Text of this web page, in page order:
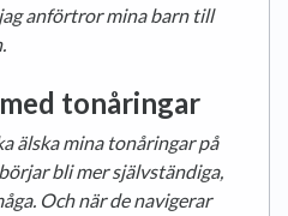
anförtror mina barn till
tonåringar
älska mina tonåringar på
bli mer självständiga,
Och när de navigerar